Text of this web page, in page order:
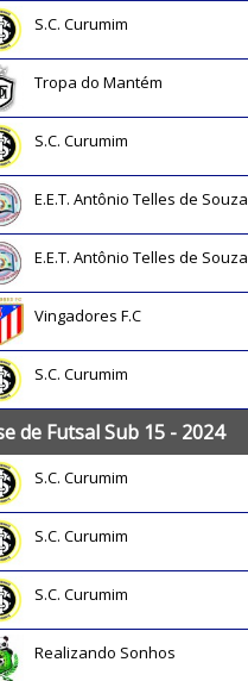
S.C. Curumim
Tropa do Mantém
S.C. Curumim
E.E.T. Antônio Telles de Souza
E.E.T. Antônio Telles de Souza
Vingadores F.C
S.C. Curumim
de Futsal Sub 15 - 2024
S.C. Curumim
S.C. Curumim
S.C. Curumim
Realizando Sonhos